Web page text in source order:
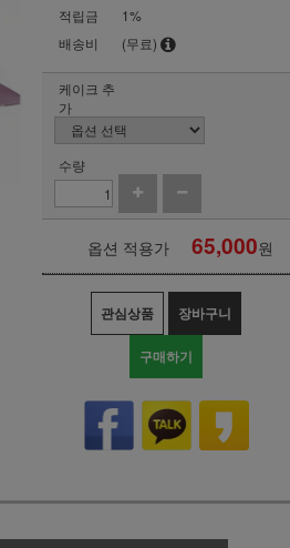
적립금
1%
배송비
(무료)
케이크 추
가
수량
옵션 적용가 65,000원
관심상품 장바구니
구매하기